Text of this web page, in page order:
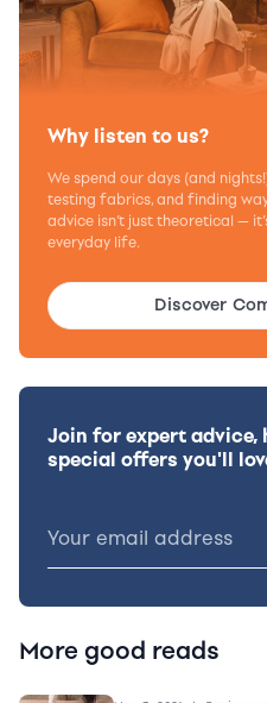
Why listen to us?
We spend our days (and
testing fabrics, and finding
advice isn’t just theoretical —
everyday life.
Discover
Join for expert advice,
special offers you'll
More good reads